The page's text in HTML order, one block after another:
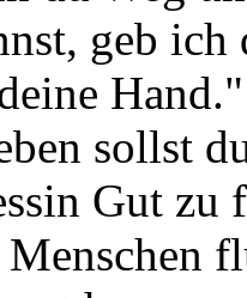
geb ich
Hand."
sollst
Gut zu
Menschen